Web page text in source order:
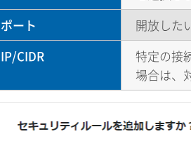
ポート
開放した
IP/CIDR
特定の接
場合は、